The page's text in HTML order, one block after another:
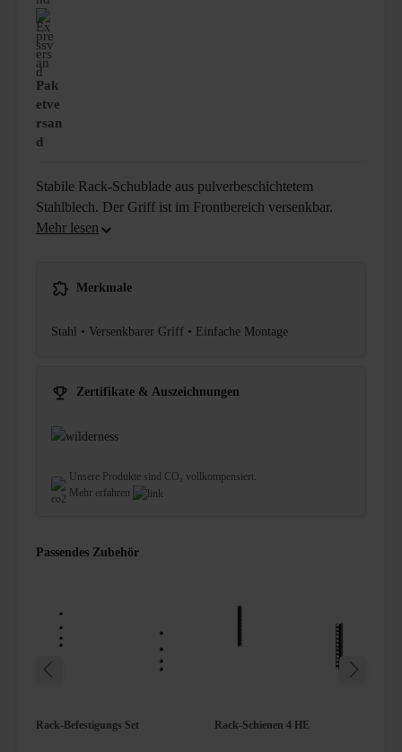
Pak
etve
rsan
d
Stabile Rack-Schublade aus pulverbeschichtetem
Stahlblech. Der Griff ist im Frontbereich versenkbar.
Merkmale
Stahl • Versenkbarer Griff • Einfache Montage
Zertifikate & Auszeichnungen
Unsere Produkte sind CO₂ vollkompensiert.
Mehr erfahren
Passendes Zubehör
8-fach mit Überspannungsschutz
Rack-Befestigungs Set Rack-Schienen 4 HE